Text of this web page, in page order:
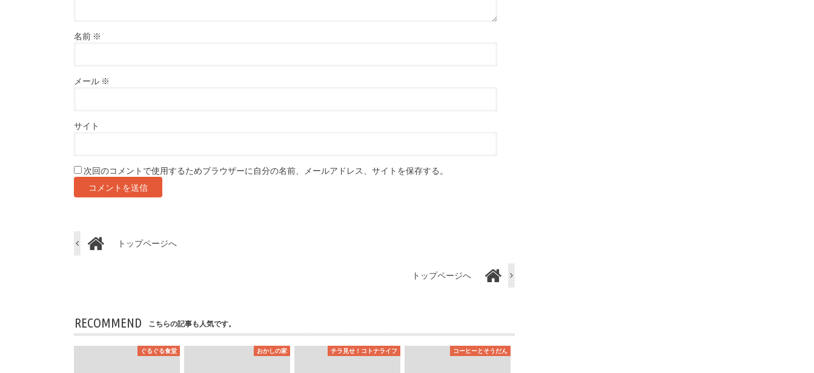
名前 ※
メール ※
サイト
次回のコメントで使用するためブラウザーに自分の名前、メールアドレス、サイトを保存する。
トップページへ
トップページへ
RECOMMEND こちらの記事も人気です。
ぐるぐる食堂 おかしの家 チラ見せ！コトナライフ コーヒーとそうだん